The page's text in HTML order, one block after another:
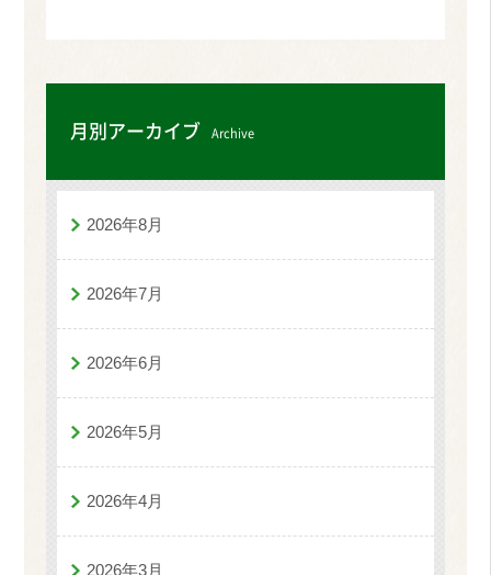
月別アーカイブ Archive
2026年8月
2026年7月
2026年6月
2026年5月
2026年4月
2026年3月